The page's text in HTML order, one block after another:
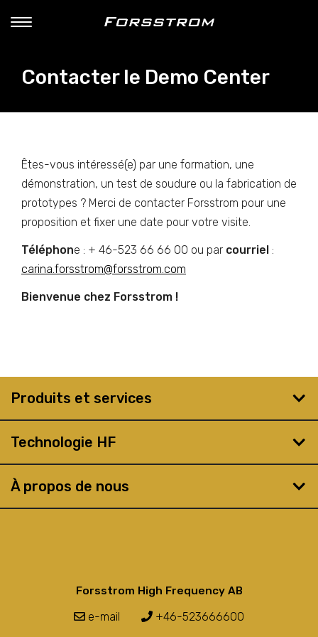
Contacter le Demo Center
Êtes-vous intéressé(e) par une formation, une
démonstration, un test de soudure ou la fabrication de
prototypes ? Merci de contacter Forsstrom pour une
proposition et fixer une date pour votre visite.
Téléphone : + 46-523 66 66 00 ou par courriel :
carina.forsstrom@forsstrom.com
Bienvenue chez Forsstrom !
Produits et services
Technologie HF
À propos de nous
Forsstrom High Frequency AB
e-mail +46-523666600